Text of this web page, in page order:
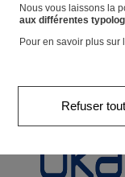
Favoris
Naissance0-12
Nous vous laissons la
aux différentes
Pour en savoir plus sur
Refuser tout